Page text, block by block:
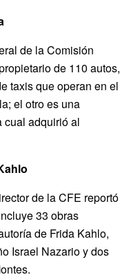
de la Comisión
de 110 autos,
taxis que operan en el
el otro es una
cual adquirió al
de la CFE reportó
33 obras
de Frida Kahlo,
Israel Nazario y dos